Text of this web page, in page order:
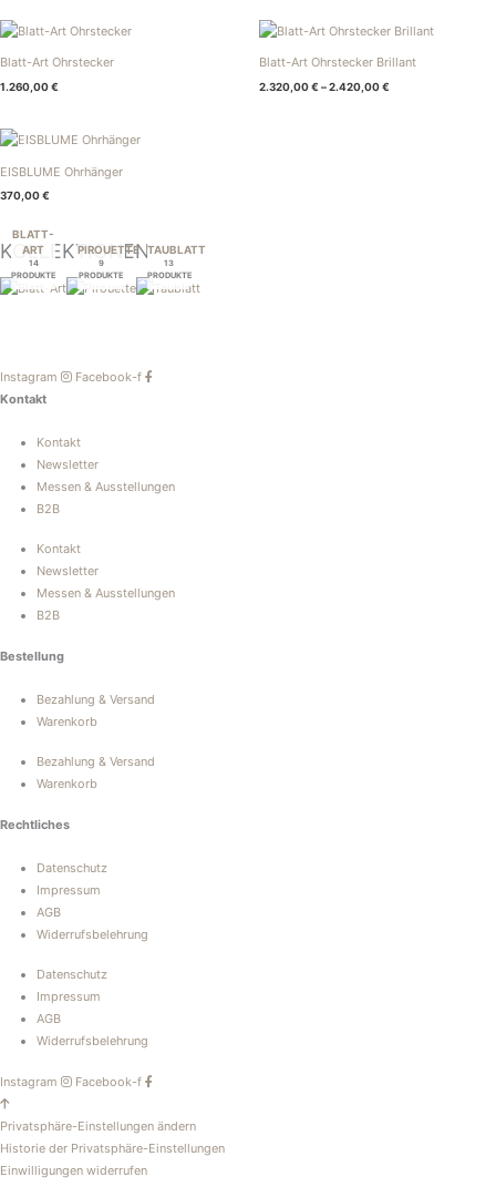
Blatt-Art Ohrstecker
1.260,00€
Blatt-Art Ohrstecker Brillant
2.320,00€ –2.420,00€
EISBLUME Ohrhänger
370,00€
KOLLEKTIONEN
BLATT-
ART
14
PRODUKTE
PIROUETTE
9
PRODUKTE
TAUBLATT
13
PRODUKTE
Instagram
Facebook-f
Kontakt
Kontakt
Newsletter
Messen & Ausstellungen
B2B
Kontakt
Newsletter
Messen & Ausstellungen
B2B
Bestellung
Bezahlung & Versand
Warenkorb
Bezahlung & Versand
Warenkorb
Rechtliches
Datenschutz
Impressum
AGB
Widerrufsbelehrung
Datenschutz
Impressum
AGB
Widerrufsbelehrung
Instagram Facebook-f
Privatsphäre-Einstellungen ändern
Historie der Privatsphäre-Einstellungen
Einwilligungen widerrufen